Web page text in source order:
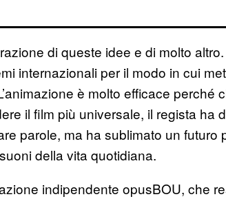
di queste idee e di molto
internazionali per il modo in cui
è molto efficace perché
il film più universale, il regista ha
parole, ma ha sublimato un futuro
della vita quotidiana.
indipendente opusBOU, che